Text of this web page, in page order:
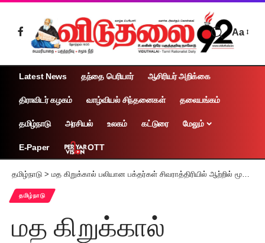
Aa
Latest News தந்தை பெரியார் ஆசிரியர் அறிக்கை
திராவிடர் கழகம் வாழ்வியல் சிந்தனைகள் தலையங்கம்
தமிழ்நாடு அரசியல் உலகம் கட்டுரை மேலும்
E-Paper OTT
தமிழ்நாடு > மத கிறுக்கால் பலியான பக்தர்கள் சிவராத்திரியில் ஆற்றில் மூழ்கி 5 பக்தர்கள் பரிதாப மரணம்
தமிழ்நாடு
மத கிறுக்கால்